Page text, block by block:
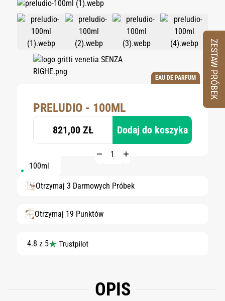
EAU DE PARFUM
PRELUDIO - 100ML
821,00 ZŁ Dodaj do koszyka
100ml
Otrzymaj 3 Darmowych Próbek
Otrzymaj 19 Punktów
4.8 z 5
OPIS
ZESTAW PRÓBEK